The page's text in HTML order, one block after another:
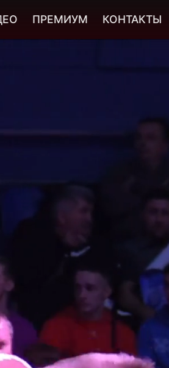
ПРЕМИУМ КОНТАКТЫ